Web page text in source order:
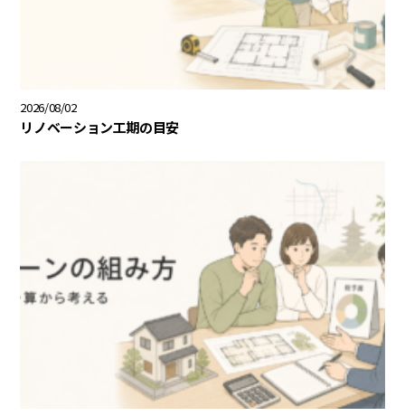
2026/08/02
リノベーション工期の目安